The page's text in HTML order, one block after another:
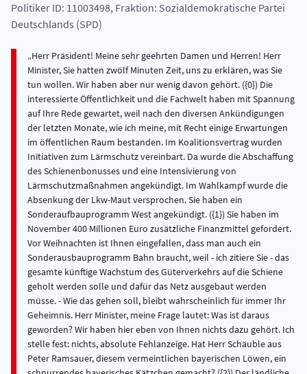
Politiker ID: 11003498, Fraktion: Sozialdemokratische Partei
Deutschlands (SPD)
Herr Präsident! Meine sehr geehrten Damen und Herren! Herr
Minister, Sie hatten zwölf Minuten Zeit, uns zu erklären, was Sie
tun wollen. Wir haben aber nur wenig davon gehört. ({0}) Die
interessierte Öffentlichkeit und die Fachwelt haben mit Spannung
auf Ihre Rede gewartet, weil nach den diversen Ankündigungen
der letzten Monate, wie ich meine, mit Recht einige Erwartungen
im öffentlichen Raum bestanden. Im Koalitionsvertrag wurden
Initiativen zum Lärmschutz vereinbart. Da wurde die Abschaffung
des Schienenbonusses und eine Intensivierung von
Lärmschutzmaßnahmen angekündigt. Im Wahlkampf wurde die
Absenkung der Lkw-Maut versprochen. Sie haben ein
Sonderaufbauprogramm West angekündigt. ({1}) Sie haben im
November 400 Millionen Euro zusätzliche Finanzmittel gefordert.
Vor Weihnachten ist Ihnen eingefallen, dass man auch ein
Sonderausbauprogramm Bahn braucht, weil - ich zitiere Sie - das
gesamte künftige Wachstum des Güterverkehrs auf die Schiene
geholt werden solle und dafür das Netz ausgebaut werden
müsse. - Wie das gehen soll, bleibt wahrscheinlich für immer Ihr
Geheimnis. Herr Minister, meine Frage lautet: Was ist daraus
geworden? Wir haben hier eben von Ihnen nichts dazu gehört. Ich
stelle fest: nichts, absolute Fehlanzeige. Hat Herr Schäuble aus
Peter Ramsauer, diesem vermeintlichen bayerischen Löwen, ein